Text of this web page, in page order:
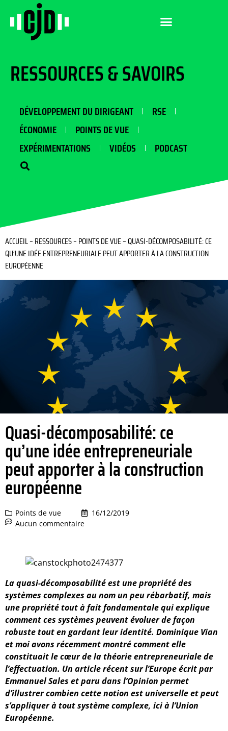
RESSOURCES & SAVOIRS
DÉVELOPPEMENT DU DIRIGEANT
RSE
ÉCONOMIE
POINTS DE VUE
EXPÉRIMENTATIONS
VIDÉOS PODCAST
ACCUEIL– RESSOURCES– POINTS DE VUE–QUASI-DÉCOMPOSABILITÉ: CE
QU’UNE IDÉE ENTREPRENEURIALE PEUT APPORTER À LA CONSTRUCTION
EUROPÉENNE
Quasi-décomposabilité: ce
qu’une idée entrepreneuriale
peut apporter à la construction
européenne
Points de vue
16/12/2019
Aucun commentaire
La quasi-décomposabilité est une propriété des
systèmes complexes au nom un peu rébarbatif, mais
une propriété tout à fait fondamentale qui explique
comment ces systèmes peuvent évoluer de façon
robuste tout en gardant leur identité. Dominique Vian
et moi avons récemment montré comment elle
constituait le cœur de la théorie entrepreneuriale de
l’effectuation. Un article récent sur l’Europe écrit par
Emmanuel Sales et paru dans l’Opinion permet
d’illustrer combien cette notion est universelle et peut
s’appliquer à tout système complexe, ici à l’Union
Européenne.